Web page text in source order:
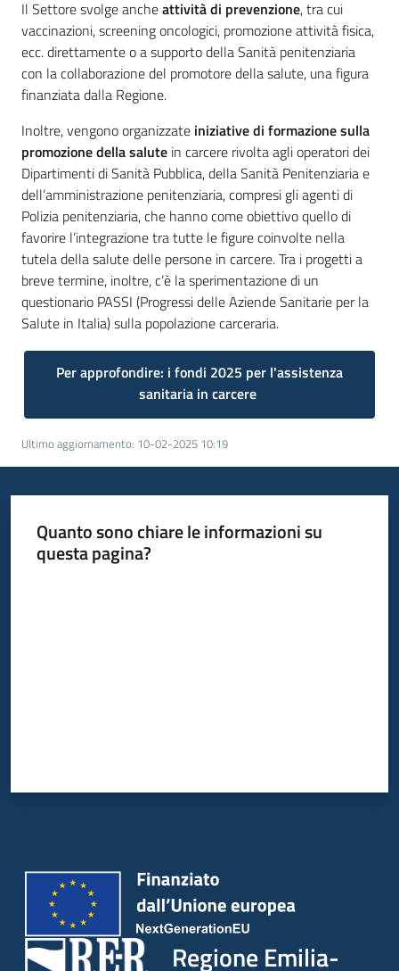
Il Settore svolge ancheattività di prevenzione, tra cui
vaccinazioni, screening oncologici, promozione attività fisica,
ecc. direttamente o a supporto della Sanità penitenziaria
con la collaborazione del promotore della salute, una figura
finanziata dalla Regione.
Inoltre, vengono organizzate iniziative di formazione sulla
promozione della salute in carcere rivolta agli operatori dei
Dipartimenti di Sanità Pubblica, della Sanità Penitenziaria e
dell’amministrazione penitenziaria, compresi gli agenti di
Polizia penitenziaria, che hanno come obiettivo quello di
favorire l’integrazione tra tutte le figure coinvolte nella
tutela della salute delle persone in carcere. Tra i progetti a
breve termine, inoltre, c’è la sperimentazione di un
questionario PASSI (Progressi delle Aziende Sanitarie per la
Salute in Italia) sulla popolazione carceraria.
Per approfondire: i fondi 2025 per l'assistenza
sanitaria in carcere
Ultimo aggiornamento: 10-02-2025 10:19
Quanto sono chiare le informazioni su
questa pagina?
Regione Emilia-